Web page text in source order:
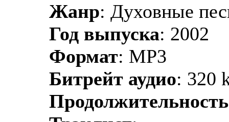
Жанр: Духовные
Год выпуска: 2002
Формат: MP3
Битрейт аудио: 320
Продолжительность